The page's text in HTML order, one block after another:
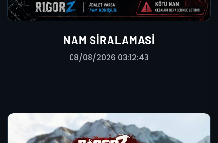
NAM SIRALAMASI
08/08/2026 03:12:43